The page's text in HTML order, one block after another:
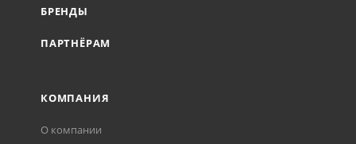
БРЕНДЫ
ПАРТНЁРАМ
КОМПАНИЯ
О компании